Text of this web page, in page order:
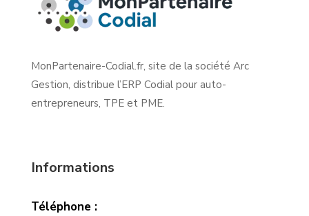
MonPartenaire-Codial.fr, site de la société Arc
Gestion, distribue l’ERP Codial pour auto-
entrepreneurs, TPE et PME.
Informations
Téléphone :